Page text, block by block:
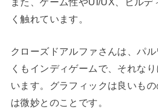
く触れています。
クローズドアルファさんは、パ
くもインディゲームで、それな
います。グラフィックは良いも
は微妙とのことです。